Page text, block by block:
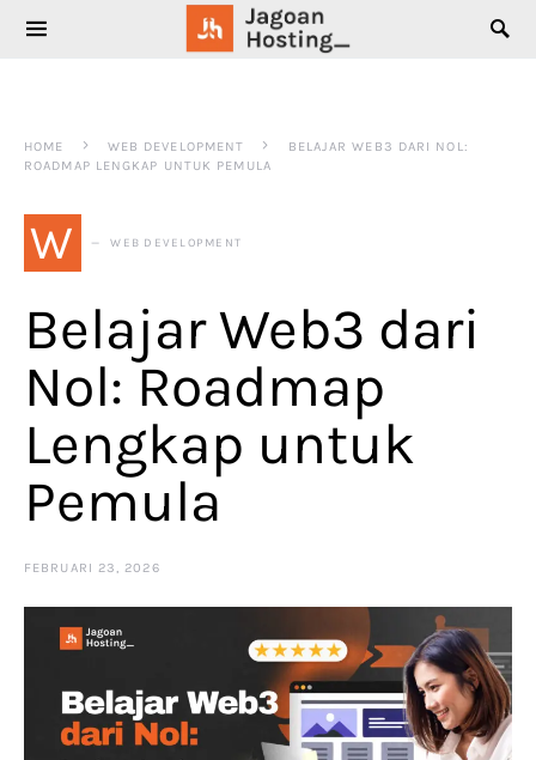
SEARCH FOR:
HOME WEB DEVELOPMENT
BELAJAR WEB3 DARI NOL:
ROADMAP LENGKAP UNTUK PEMULA
W WEB DEVELOPMENT
Belajar Web3 dari
Nol: Roadmap
Lengkap untuk
Pemula
FEBRUARI 23, 2026